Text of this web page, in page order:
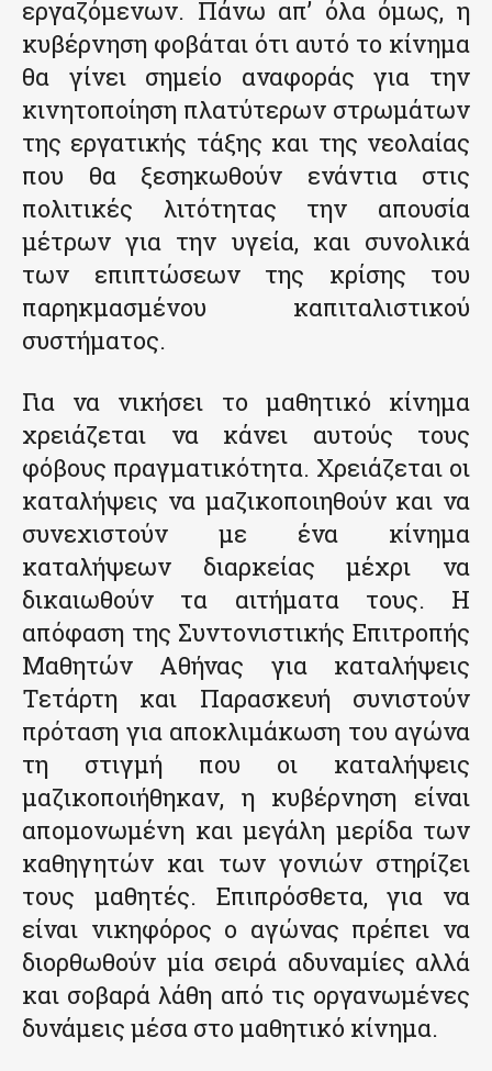
εργαζόμενων. Πάνω απ’ όλα όμως, η
κυβέρνηση φοβάται ότι αυτό το κίνημα
θα γίνει σημείο αναφοράς για την
κινητοποίηση πλατύτερων στρωμάτων
της εργατικής τάξης και της νεολαίας
που θα ξεσηκωθούν ενάντια στις
πολιτικές λιτότητας την απουσία
μέτρων για την υγεία, και συνολικά
των επιπτώσεων της κρίσης του
παρηκμασμένου καπιταλιστικού
συστήματος.
Για να νικήσει το μαθητικό κίνημα
χρειάζεται να κάνει αυτούς τους
φόβους πραγματικότητα. Χρειάζεται οι
καταλήψεις να μαζικοποιηθούν και να
συνεχιστούν με ένα κίνημα
καταλήψεων διαρκείας μέχρι να
δικαιωθούν τα αιτήματα τους. Η
απόφαση της Συντονιστικής Επιτροπής
Μαθητών Αθήνας για καταλήψεις
Τετάρτη και Παρασκευή συνιστούν
πρόταση για αποκλιμάκωση του αγώνα
τη στιγμή που οι καταλήψεις
μαζικοποιήθηκαν, η κυβέρνηση είναι
απομονωμένη και μεγάλη μερίδα των
καθηγητών και των γονιών στηρίζει
τους μαθητές. Επιπρόσθετα, για να
είναι νικηφόρος ο αγώνας πρέπει να
διορθωθούν μία σειρά αδυναμίες αλλά
και σοβαρά λάθη από τις οργανωμένες
δυνάμεις μέσα στο μαθητικό κίνημα.